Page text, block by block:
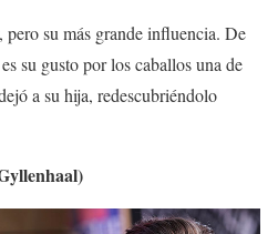
su más grande influencia. De
su gusto por los caballos una de
a su hija, redescubriéndolo